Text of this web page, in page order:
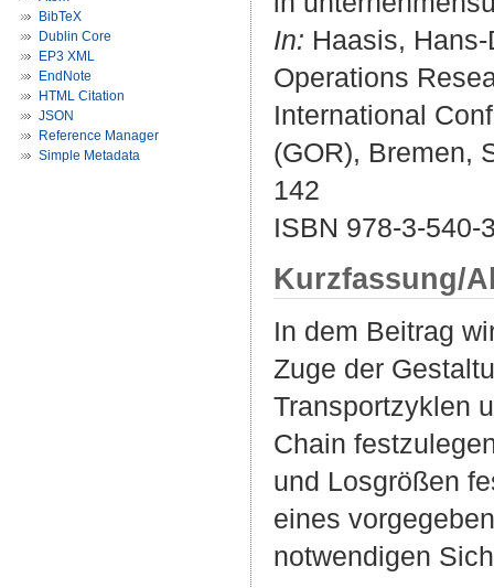
BibTeX
Dublin Core
EP3 XML
EndNote
HTML Citation
JSON
Reference Manager
Simple Metadata
In: Haasis,
Operations
International
(GOR), Bremen,
142
ISBN 978-3-540-
Kurzfassung/
In dem Beitrag
Zuge der
Transportzyklen
Chain
und Losgrößen
eines
notwendigen